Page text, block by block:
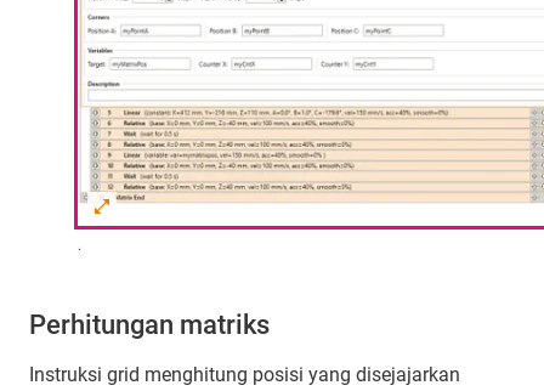
.
Perhitungan matriks
Instruksi grid menghitung posisi yang disejajarkan